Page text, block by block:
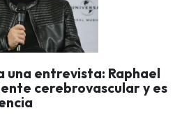
una entrevista: Raphael
cerebrovascular y es